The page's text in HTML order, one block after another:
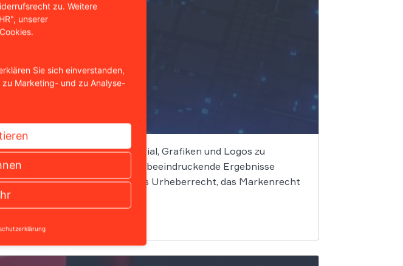
an künstlicher Kunst?
Intelligenz, um Bildmaterial, Grafiken und Logos zu
in Sekundenschnelle beeindruckende Ergebnisse
juristische Fragen auf. Das Urheberrecht, das Markenrecht
zu. Weitere
unserer
Sie sich einverstanden,
Marketing- und zu Analyse-